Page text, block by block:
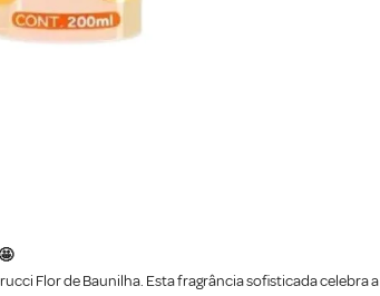
Flor de Baunilha. Esta fragrância sofisticada